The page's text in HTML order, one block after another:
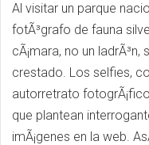
Al visitar un parque
fotÃ³grafo de fauna
cÃ¡mara, no un
crestado. Los selfies,
autorretrato
que plantean
imÃ¡genes en la web.